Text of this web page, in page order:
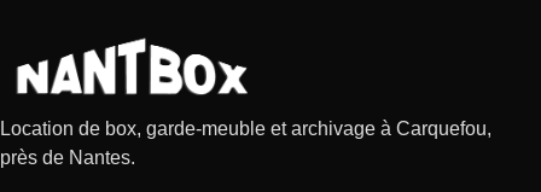
Location de box, garde-meuble et archivage à Carquefou,
près de Nantes.